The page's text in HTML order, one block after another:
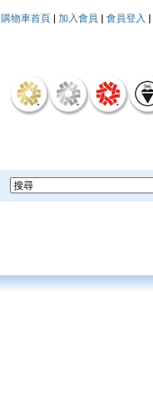
購物車首頁 | 加入會員 | 會員登入 |